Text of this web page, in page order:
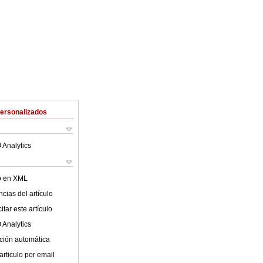
Analytics
en XML
del artículo
este artículo
Analytics
automática
por email